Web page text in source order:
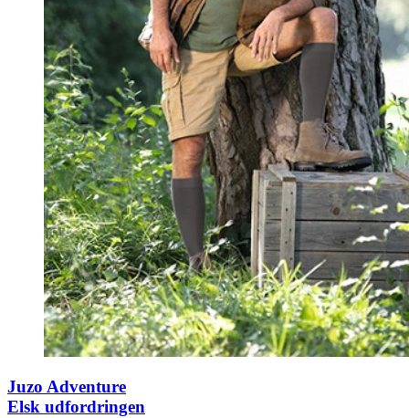
Juzo Adventure
Elsk udfordringen